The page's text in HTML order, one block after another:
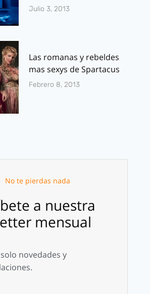
Julio 3, 2013
Las romanas y rebeldes
mas sexys de Spartacus
Febrero 8, 2013
No te pierdas nada
a nuestra
mensual
novedades y